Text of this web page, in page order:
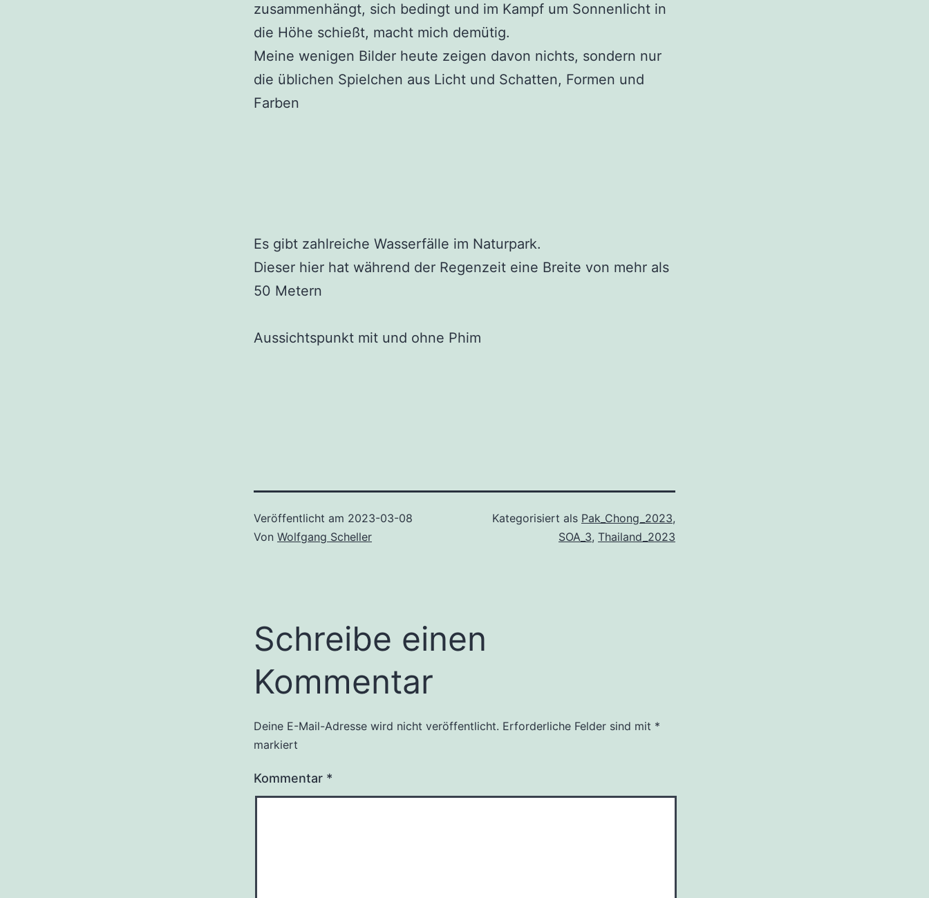
zusammenhängt, sich bedingt und im Kampf um Sonnenlicht in
die Höhe schießt, macht mich demütig.
Meine wenigen Bilder heute zeigen davon nichts, sondern nur
die üblichen Spielchen aus Licht und Schatten, Formen und
Farben
Es gibt zahlreiche Wasserfälle im Naturpark.
Dieser hier hat während der Regenzeit eine Breite von mehr als
50 Metern
Aussichtspunkt mit und ohne Phim
Veröffentlicht am 2023-03-08
Von Wolfgang Scheller
Kategorisiert als Pak_Chong_2023,
SOA_3, Thailand_2023
Schreibe einen
Kommentar
Deine E-Mail-Adresse wird nicht veröffentlicht. Erforderliche Felder sind mit *
markiert
Kommentar *